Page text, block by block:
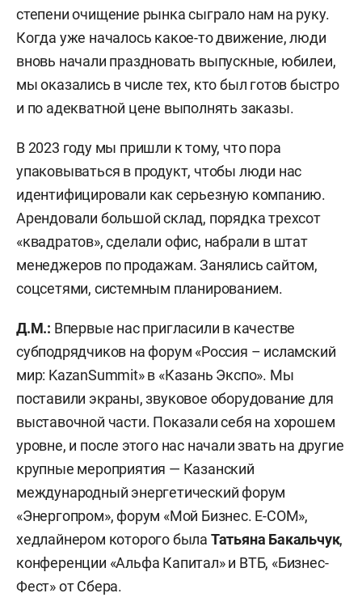
степени очищение рынка сыграло нам на руку.
Когда уже началось какое-то движение, люди
вновь начали праздновать выпускные, юбилеи,
мы оказались в числе тех, кто был готов быстро
и по адекватной цене выполнять заказы.
В 2023 году мы пришли к тому, что пора
упаковываться в продукт, чтобы люди нас
идентифицировали как серьезную компанию.
Арендовали большой склад, порядка трехсот
«квадратов», сделали офис, набрали в штат
менеджеров по продажам. Занялись сайтом,
соцсетями, системным планированием.
Д.М.: Впервые нас пригласили в качестве
субподрядчиков на форум «Россия – исламский
мир: KazanSummit» в «Казань Экспо». Мы
поставили экраны, звуковое оборудование для
выставочной части. Показали себя на хорошем
уровне, и после этого нас начали звать на другие
крупные мероприятия — Казанский
международный энергетический форум
«Энергопром», форум «Мой Бизнес. E-COM»,
хедлайнером которого была Татьяна Бакальчук,
конференции «Альфа Капитал» и ВТБ, «Бизнес-
Фест» от Сбера.